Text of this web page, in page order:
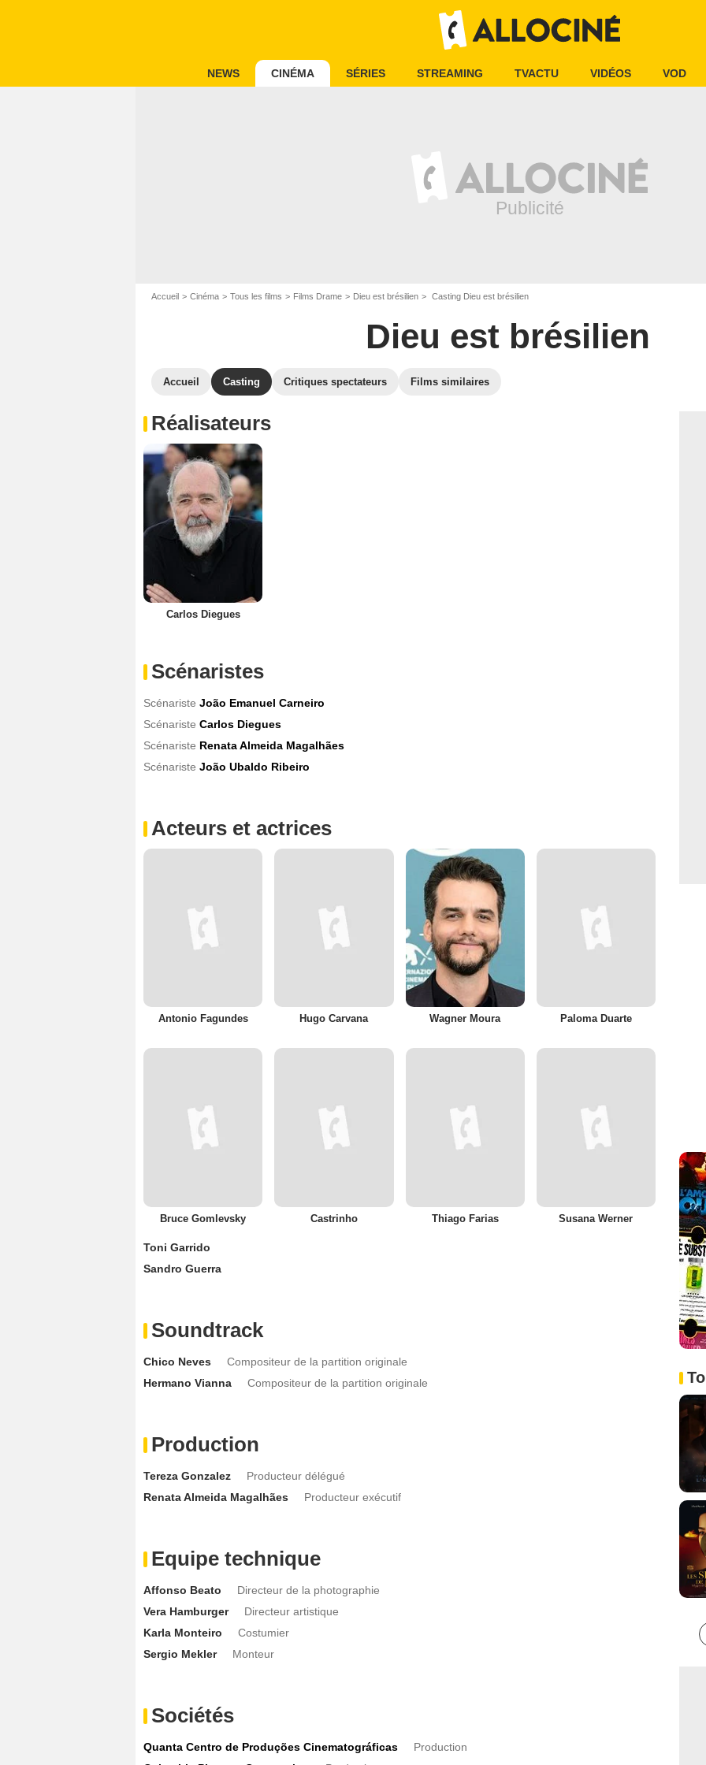
NEWS CINÉMA SÉRIES STREAMING TVACTU VIDÉOS VOD
Accueil Cinéma Tous les films Films Drame Dieu est brésilien Casting Dieu est brésilien
Dieu est brésilien
Accueil Casting Critiques spectateurs Films similaires
Réalisateurs
Carlos Diegues
Scénaristes
Scénariste João Emanuel Carneiro
Scénariste Carlos Diegues
Scénariste Renata Almeida Magalhães
Scénariste João Ubaldo Ribeiro
Acteurs et actrices
Antonio Fagundes Hugo Carvana Wagner Moura Paloma Duarte
Bruce Gomlevsky Castrinho Thiago Farias Susana Werner
Toni Garrido
Sandro Guerra
Soundtrack
Chico Neves
Compositeur de la partition originale
Hermano Vianna
Compositeur de la partition originale
Production
Tereza Gonzalez
Producteur délégué
Renata Almeida Magalhães
Producteur exécutif
Equipe technique
Affonso Beato
Directeur de la photographie
Vera Hamburger
Directeur artistique
Karla Monteiro
Costumier
Sergio Mekler
Monteur
Sociétés
Quanta Centro de Produções Cinematográficas
Production